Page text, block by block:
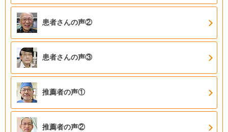
患者さんの声②
患者さんの声③
推薦者の声①
推薦者の声②